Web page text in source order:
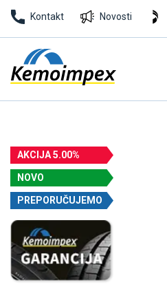
Kontakt Novosti
AKCIJA 5.00%
NOVO
PREPORUČUJEMO